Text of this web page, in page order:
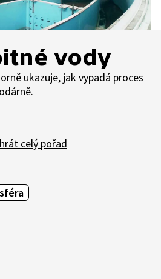
vody
ukazuje, jak vypadá proces
celý pořad